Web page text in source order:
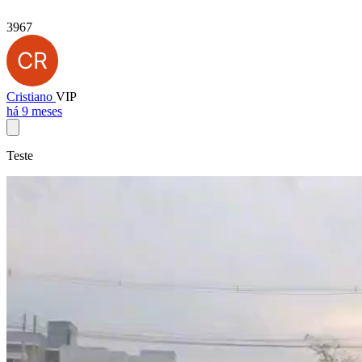
3967
Cristiano VIP
há 9 meses
Teste